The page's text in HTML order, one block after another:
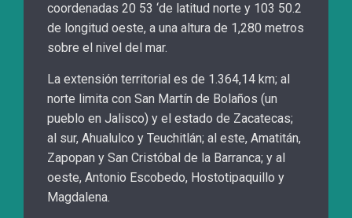
coordenadas 20 53 ‘de latitud norte y 103 50.2
de longitud oeste, a una altura de 1,280 metros
sobre el nivel del mar.
La extensión territorial es de 1.364,14 km; al
norte limita con San Martín de Bolaños (un
pueblo en Jalisco) y el estado de Zacatecas;
al sur, Ahualulco y Teuchitlán; al este, Amatitán,
Zapopan y San Cristóbal de la Barranca; y al
oeste, Antonio Escobedo, Hostotipaquillo y
Magdalena.